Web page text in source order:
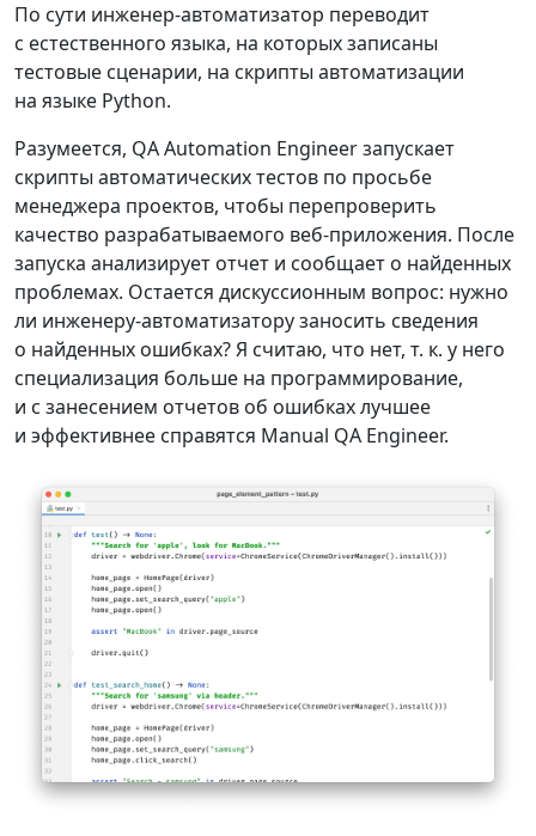
По сути инженер-автоматизатор переводит
с естественного языка, на которых записаны
тестовые сценарии, на скрипты автоматизации
на языке Python.
Разумеется, QA Automation Engineer запускает
скрипты автоматических тестов по просьбе
менеджера проектов, чтобы перепроверить
качество разрабатываемого веб-приложения. После
запуска анализирует отчет и сообщает о найденных
проблемах. Остается дискуссионным вопрос: нужно
ли инженеру-автоматизатору заносить сведения
о найденных ошибках? Я считаю, что нет, т. к. у него
специализация больше на программирование,
и с занесением отчетов об ошибках лучшее
и эффективнее справятся Manual QA Engineer.